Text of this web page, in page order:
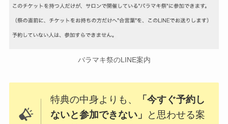
バラマキ祭のLINE案内
特典の中身よりも、
「今すぐ予約し
ないと参加できない」
と思わせる案